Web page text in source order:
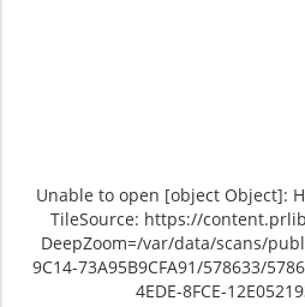
Unable to open [object Object]:
TileSource: https://
DeepZoom=/var/data/scans/
9C14-73A95B9CFA91/578633/
4EDE-8FCE-